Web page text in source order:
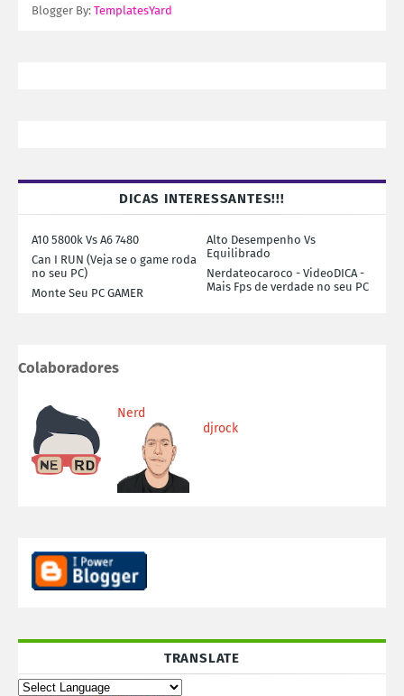
Blogger By: TemplatesYard
DICAS INTERESSANTES!!!
A10 5800k Vs A6 7480
Alto Desempenho Vs
Equilibrado
Can I RUN (Veja se o game roda
no seu PC)
Nerdateocaroco - VideoDICA -
Mais Fps de verdade no seu PC
Monte Seu PC GAMER
Colaboradores
Nerd
djrock
TRANSLATE